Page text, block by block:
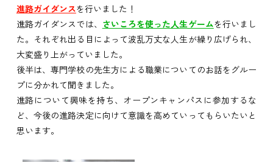
進路ガイダンスを行いました！
進路ガイダンスでは、 さいころを使った人生ゲームを行いまし
た。それぞれ出る目によって波乱万丈な人生が繰り広げられ、
大変盛り上がっていました。
後半は、専門学校の先生方による職業についてのお話をグルー
プに分かれて聞きました。
進路について興味を持ち、オープンキャンパスに参加するな
ど、今後の進路決定に向けて意識を高めていってもらいたいと
思います。